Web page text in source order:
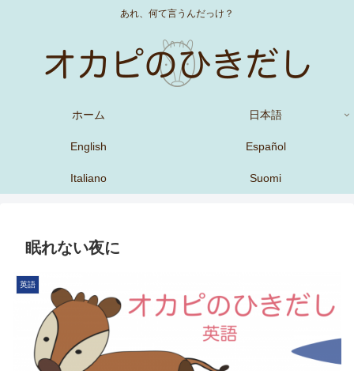
あれ、何て言うんだっけ？
ホーム 日本語
English Español
Italiano Suomi
眠れない夜に
英語